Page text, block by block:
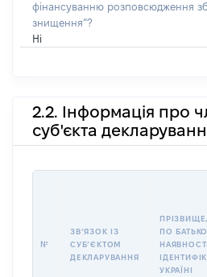
фінансуванню розповсюдження
знищення”?
Ні
2.2. Інформація про
суб'єкта
№
ЗВʼЯЗОК ІЗ
СУБʼЄКТОМ
ДЕКЛАРУВАННЯ
ПО
УКРАЇНІ